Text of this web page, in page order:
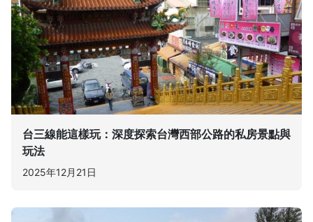
台三線能這樣玩：深度探索台灣西部公路的私房景點與
玩法
2025年12月21日